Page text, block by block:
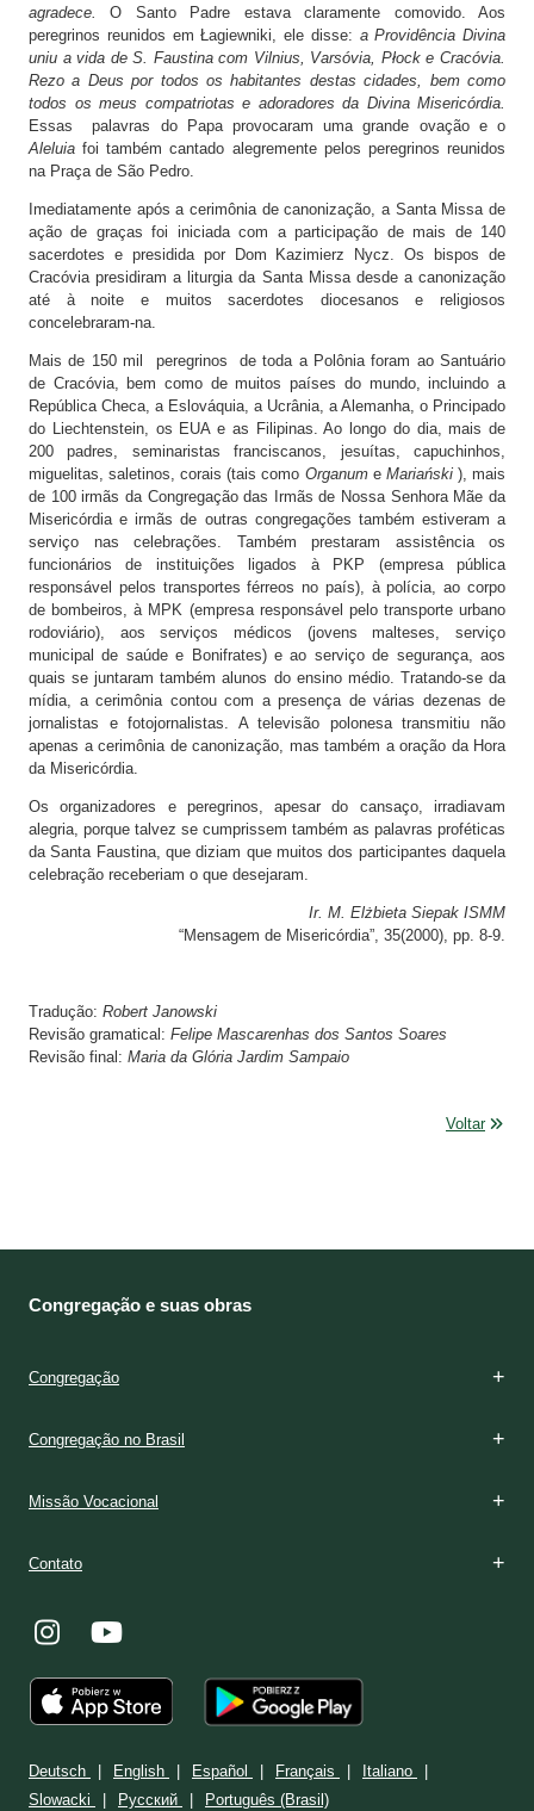
agradece.O Santo Padre estava claramente comovido. Aos
peregrinos reunidos em Łagiewniki, ele disse: a Providência Divina
uniu a vida de S. Faustina com Vilnius, Varsóvia, Płock e Cracóvia.
Rezo a Deus por todos os habitantes destas cidades, bem como
todos os meus compatriotas e adoradores da Divina Misericórdia.
Essas palavras do Papa provocaram uma grande ovação e o
Aleluia foi também cantado alegremente pelos peregrinos reunidos
na Praça de São Pedro.
Imediatamente após a cerimônia de canonização, a Santa Missa de
ação de graças foi iniciada com a participação de mais de 140
sacerdotes e presidida por Dom Kazimierz Nycz. Os bispos de
Cracóvia presidiram a liturgia da Santa Missa desde a canonização
até à noite e muitos sacerdotes diocesanos e religiosos
concelebraram-na.
Mais de 150 mil peregrinos de toda a Polônia foram ao Santuário
de Cracóvia, bem como de muitos países do mundo, incluindo a
República Checa, a Eslováquia, a Ucrânia, a Alemanha, o Principado
do Liechtenstein, os EUA e as Filipinas. Ao longo do dia, mais de
200 padres, seminaristas franciscanos, jesuítas, capuchinhos,
miguelitas, saletinos, corais (tais como Organume Mariański ), mais
de 100 irmãs da Congregação das Irmãs de Nossa Senhora Mãe da
Misericórdia e irmãs de outras congregações também estiveram a
serviço nas celebrações. Também prestaram assistência os
funcionários de instituições ligados à PKP (empresa pública
responsável pelos transportes férreos no país), à polícia, ao corpo
de bombeiros, à MPK (empresa responsável pelo transporte urbano
rodoviário), aos serviços médicos (jovens malteses, serviço
municipal de saúde e Bonifrates) e ao serviço de segurança, aos
quais se juntaram também alunos do ensino médio. Tratando-se da
mídia, a cerimônia contou com a presença de várias dezenas de
jornalistas e fotojornalistas. A televisão polonesa transmitiu não
apenas a cerimônia de canonização, mas também a oração da Hora
da Misericórdia.
Os organizadores e peregrinos, apesar do cansaço, irradiavam
alegria, porque talvez se cumprissem também as palavras proféticas
da Santa Faustina, que diziam que muitos dos participantes daquela
celebração receberiam o que desejaram.
Ir. M. Elżbieta Siepak ISMM
“Mensagem de Misericórdia”, 35(2000), pp. 8-9.
Tradução: Robert Janowski
Revisão gramatical: Felipe Mascarenhas dos Santos Soares
Revisão final: Maria da Glória Jardim Sampaio
Voltar
Congregação e suas obras
Congregação
Congregação no Brasil
Missão Vocacional
Contato
Deutsch English Español Français
Italiano
Slowacki
Ρусский Português (Brasil)